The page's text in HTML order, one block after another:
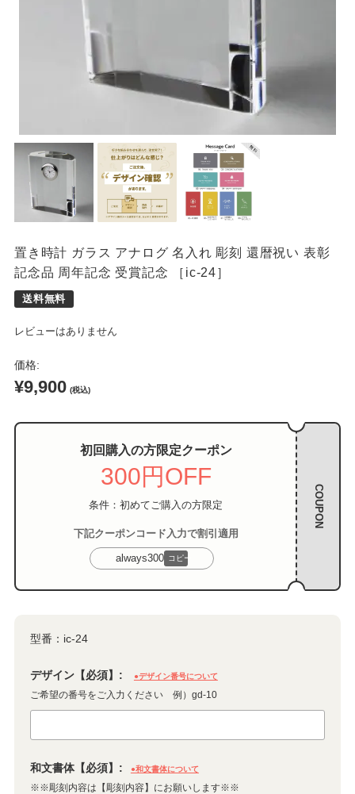
置き時計 ガラス アナログ 名入れ 彫刻 還暦祝い 表彰
記念品 周年記念 受賞記念 ［ic-24］
レビューはありません
価格:
¥9,900 (税込)
初回購入の方限定クーポン
300円OFF
条件：初めてご購入の方限定
下記クーポンコード入力で割引適用
always300 コピー
COUPON
型番： ic-24
デザイン【必須】: ●デザイン番号について
ご希望の番号をご入力ください 例）gd-10
和文書体【必須】: ●和文書体について
※※彫刻内容は【彫刻内容】にお願いします※※